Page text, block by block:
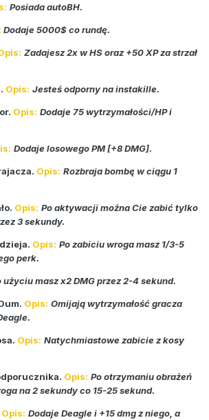
Posiada autoBH.
Dodaje 5000$ co rundę.
Zadajesz 2x w HS oraz +50 XP za strzał
Opis: Jesteś odporny na instakille.
Opis: Dodaje 75 wytrzymałości/HP i
Dodaje losowego PM [+8 DMG].
Opis: Rozbraja bombę w ciągu 1
Opis: Po aktywacji można Cie zabić tylko
3 sekundy.
Opis: Po zabiciu wroga masz 1/3-5
perk.
użyciu masz x2 DMG przez 2-4 sekund.
Opis: Omijają wytrzymałość gracza
Opis: Natychmiastowe zabicie z kosy
Opis: Po otrzymaniu obrażeń
na 2 sekundy co 15-25 sekund.
Opis: Dodaje Deagle i +15 dmg z niego, a